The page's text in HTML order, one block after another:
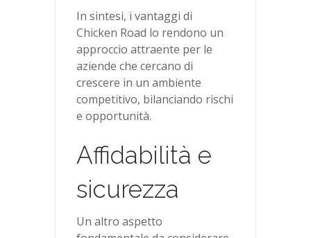
In sintesi, i vantaggi di
Chicken Road lo rendono un
approccio attraente per le
aziende che cercano di
crescere in un ambiente
competitivo, bilanciando rischi
e opportunità.
Affidabilità e
sicurezza
Un altro aspetto